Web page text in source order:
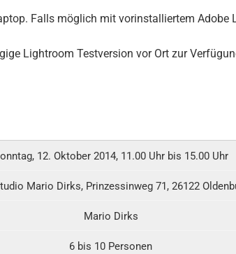
Falls möglich mit vorinstalliertem Adobe
Lightroom Testversion vor Ort zur
12. Oktober 2014, 11.00 Uhr bis 15.00 Uhr
Mario Dirks, Prinzessinweg 71, 26122
Mario Dirks
6 bis 10 Personen